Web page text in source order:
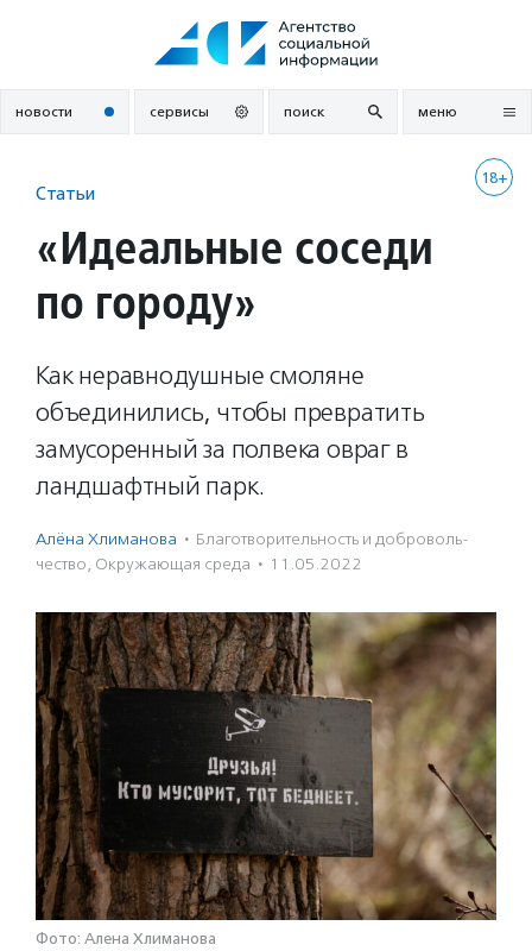
новости сервисы поиск меню
18+
Статьи
«Идеальные соседи
по городу»
Как неравнодушные смоляне
объединились, чтобы превратить
замусоренный за полвека овраг в
ландшафтный парк.
Алёна Хлиманова · Благотвори­тель­ность и доброволь­
чест­во, Окружающая среда · 11.05.2022
Фото: Алена Хлиманова